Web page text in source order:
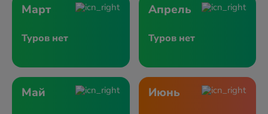
Март
Туров нет
Апрель
Туров нет
Май Июнь